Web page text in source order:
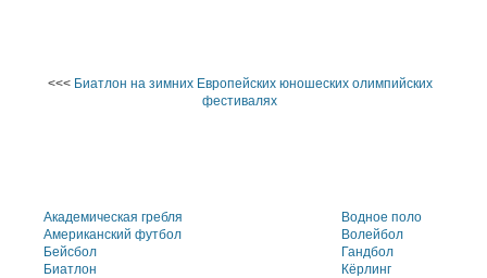
<<< Биатлон на зимних Европейских юношеских олимпийских
фестивалях
Академическая гребля
Американский футбол
Бейсбол
Биатлон
Водное поло
Волейбол
Гандбол
Кёрлинг